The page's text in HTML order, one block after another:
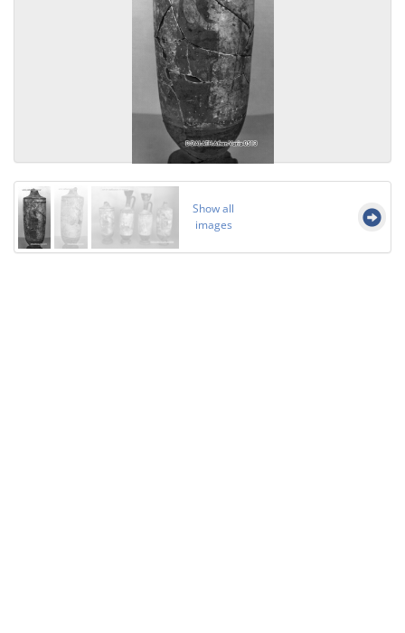
Show all
images